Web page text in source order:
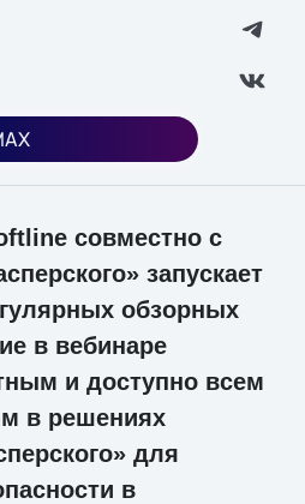
совместно с
запускает
обзорных
в вебинаре
и доступно всем
в решениях
для
в